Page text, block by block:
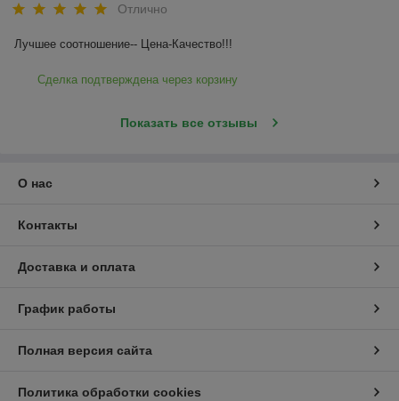
Отлично
Лучшее соотношение-- Цена-Качество!!!
Сделка подтверждена через корзину
Показать все отзывы
О нас
Контакты
Доставка и оплата
График работы
Полная версия сайта
Политика обработки cookies